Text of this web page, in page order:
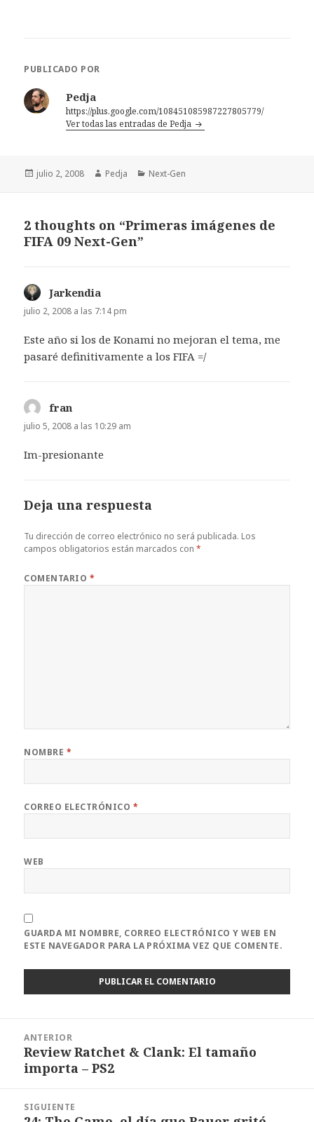
PUBLICADO POR
Pedja
https://plus.google.com/108451085987227805779/
Ver todas las entradas de Pedja
Publicado
julio 2, 2008 Autor
Pedja Categorías
Next-Gen
2 thoughts on “Primeras imágenes de
FIFA 09 Next-Gen”
Jarkendia
julio 2, 2008 a las 7:14 pm
Este año si los de Konami no mejoran el tema, me
pasaré definitivamente a los FIFA =/
fran
julio 5, 2008 a las 10:29 am
Im-presionante
Deja una respuesta
Tu dirección de correo electrónico no será publicada. Los
campos obligatorios están marcados con*
COMENTARIO *
NOMBRE *
CORREO ELECTRÓNICO *
WEB
GUARDA MI NOMBRE, CORREO ELECTRÓNICO Y WEB EN
ESTE NAVEGADOR PARA LA PRÓXIMA VEZ QUE COMENTE.
entradas
ANTERIOR
Entrada
anterior:
Review Ratchet & Clank: El tamaño
importa – PS2
SIGUIENTE